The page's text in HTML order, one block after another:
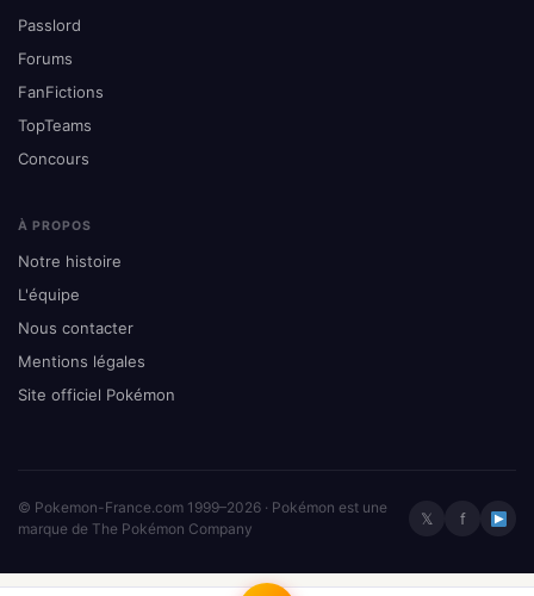
Passlord
Forums
FanFictions
TopTeams
Concours
À PROPOS
Notre histoire
L'équipe
Nous contacter
Mentions légales
Site officiel Pokémon
© Pokemon-France.com 1999–2026 · Pokémon est une
marque de The Pokémon Company
𝕏 f